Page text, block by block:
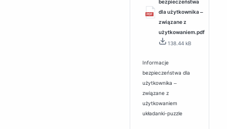
bezpieczeństwa
dla użytkownika ‒
związane z
użytkowaniem.pdf
138.44 kB
Informacje
bezpieczeństwa dla
użytkownika ‒
związane z
użytkowaniem
układanki-puzzle